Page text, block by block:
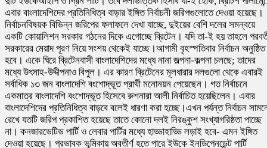
এবার বাংলাদেশিদের প্রতিনিধিত্ব বাড়ার ইঙ্গিত নির্বাচনী জরিপগুলোতে দেওয়া হয়েছে।
নির্বাচনবিষয়ক বিভিন্ন জরিপের ফলাফলে দেখা যাচ্ছে, দুইয়ের বেশি দলের সমন্বয়ে
একটি কোয়ালিশন সরকার গঠনের দিকে এগোচ্ছে ব্রিটেন। যদি তা-ই হয় তাহলে
সরকারের মেয়াদ পূরণ নিয়ে সংশয় থেকেই যাচ্ছে।আগামী বৃহস্পতিবার নির্বাচন অনুষ্ঠিত
হবে। একে ঘিরে ব্রিটেনবাসী বাংলাদেশিদের মধ্যে নানা জল্পনা-কল্পনা চলছে; তাদের
মধ্যে উৎসাহ-উদ্দীপনাও বিপুল। এর কারণ ব্রিটেনের মূলধারার দলগুলো থেকে এবারই
সর্বাধিক ১৩ জন বাংলাদেশি বংশোদ্ভূত প্রার্থী মনোনয়ন পেয়েছেন। গত নির্বাচনে
একমাত্র বাংলাদেশি বংশোদ্ভূত হিসেবে রুশনারা আলী নির্বাচিত হয়েছিলেন। এবার
বাংলাদেশিদের প্রতিনিধিত্ব বাড়বে বলেই ধারণা করা হচ্ছে।এখন পর্যন্ত নির্বাচন
রেখে যতটি জরিপ প্রকাশিত হয়েছে তাতে কোনো দলই নিরঙ্কুশ সংখ্যাগরিষ্ঠতা পাচ্ছে
না। কনজারভেটিভ পার্টি ও লেবার পার্টির মধ্যে হাড্ডাহাড্ডি লড়াই হবে- এমন ইঙ্গিত
দেওয়া হয়েছে। প্রভাবক ভূমিকায় অবতীর্ণ হতে পারে ইউকে ইনডিপেনডেন্ট পার্টি